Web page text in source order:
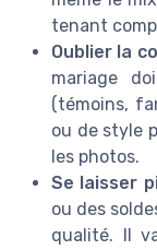
tenant
Oublier la
mariage
(témoins,
ou de style
les photos.
Se laisser
ou des
qualité. Il